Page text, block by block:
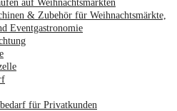
auf Weihnachtsmärkten
& Zubehör für Weihnachtsmärkte,
Eventgastronomie
für Privatkunden